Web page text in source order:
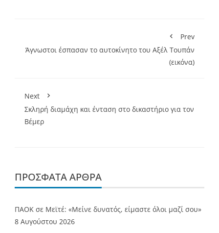
Prev
Άγνωστοι έσπασαν το αυτοκίνητο του Αξέλ Τουπάν
(εικόνα)
Next
Σκληρή διαμάχη και ένταση στο δικαστήριο για τον
Βέμερ
ΠΡΌΣΦΑΤΑ ΆΡΘΡΑ
ΠΑΟΚ σε Μεϊτέ: «Μείνε δυνατός, είμαστε όλοι μαζί σου»
8 Αυγούστου 2026